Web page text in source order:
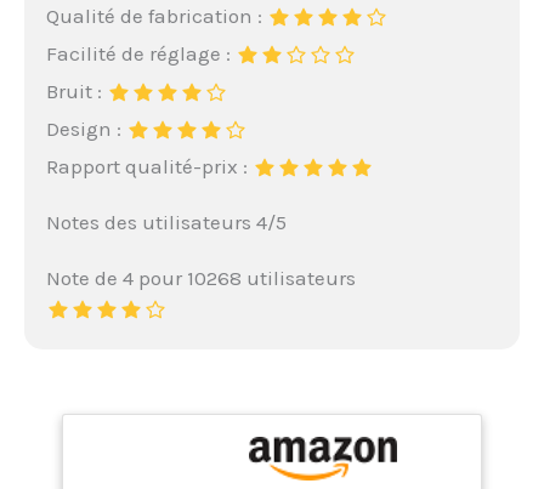
Qualité de fabrication :
Facilité de réglage :
Bruit :
Design :
Rapport qualité-prix :
Notes des utilisateurs 4/5
Note de 4 pour 10268 utilisateurs